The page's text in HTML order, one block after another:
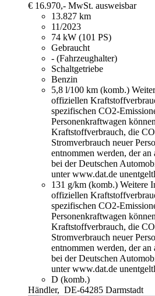
€ 16.970,- MwSt. ausweisbar
13.827 km
11/2023
74 kW (101 PS)
Gebraucht
- (Fahrzeughalter)
Schaltgetriebe
Benzin
5,8 l/100 km (komb.)
offiziellen
spezifischen CO2-
Personenkraftwagen
Kraftstoffverbrauch, die
Stromverbrauch neuer
entnommen werden, der
bei der Deutschen
unter www.dat.de
131 g/km (komb.) Weitere
offiziellen
spezifischen CO2-
Personenkraftwagen
Kraftstoffverbrauch, die
Stromverbrauch neuer
entnommen werden, der
bei der Deutschen
unter www.dat.de
D (komb.)
Händler, DE-64285 Darmstadt